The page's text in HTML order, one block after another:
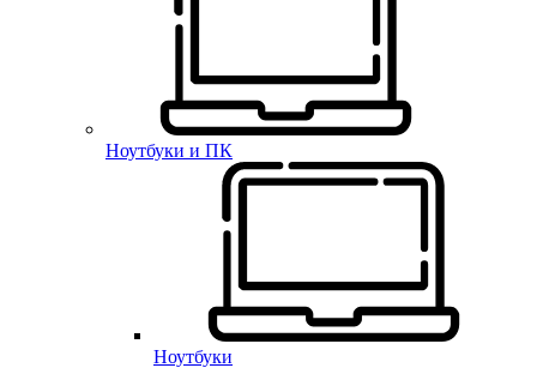
Ноутбуки и ПК
Ноутбуки